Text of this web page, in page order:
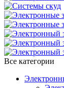
Все категории